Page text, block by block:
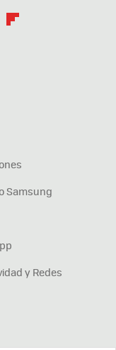
Samsung
y Redes